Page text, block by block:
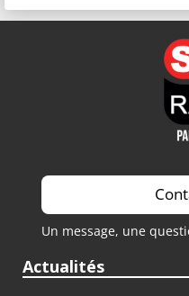
Un message, une
Actualités